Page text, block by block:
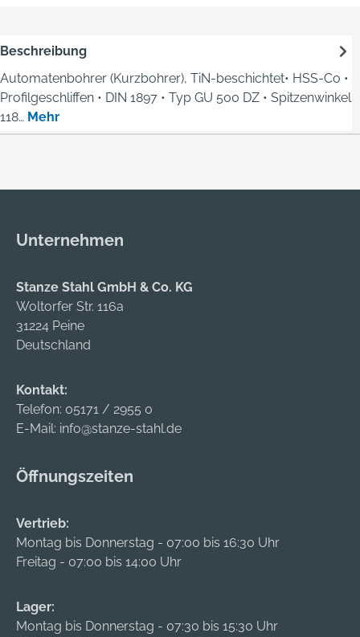
Beschreibung
Automatenbohrer (Kurzbohrer), TiN-beschichtet• HSS-Co •
Profilgeschliffen • DIN 1897 • Typ GU 500 DZ • Spitzenwinkel
118… Mehr
Unternehmen
Stanze Stahl GmbH & Co. KG
Woltorfer Str. 116a
31224 Peine
Deutschland
Kontakt:
Telefon: 05171 / 2955 0
E-Mail: info@stanze-stahl.de
Öffnungszeiten
Vertrieb:
Montag bis Donnerstag - 07:00 bis 16:30 Uhr
Freitag - 07:00 bis 14:00 Uhr
Lager:
Montag bis Donnerstag - 07:30 bis 15:30 Uhr